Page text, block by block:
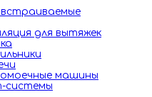
для вытяжек
машины
системы